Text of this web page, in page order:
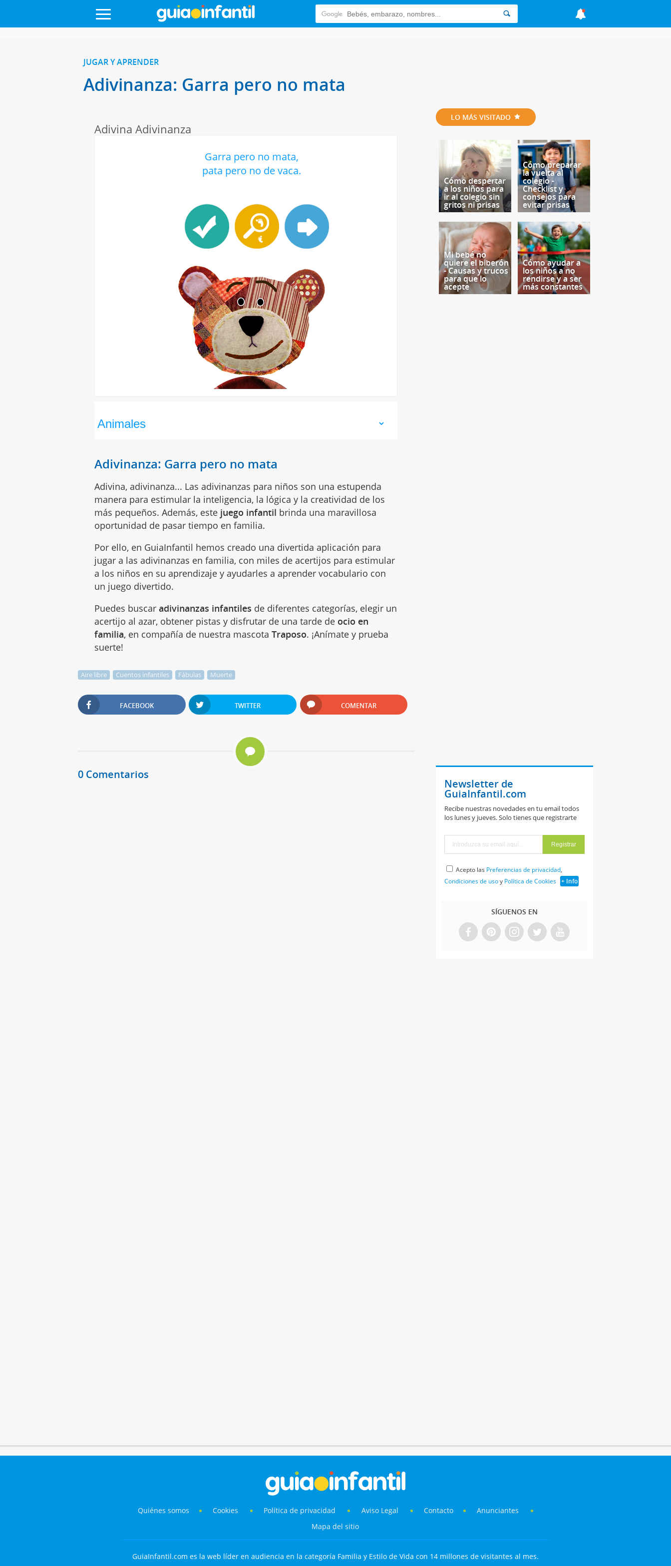
JUGAR Y APRENDER
Adivinanza: Garra pero no mata
Adivina Adivinanza
Garra pero no mata,
pata pero no de vaca.
Adivinanza: Garra pero no mata
Adivina, adivinanza... Las adivinanzas para niños son una estupenda
manera para estimular la inteligencia, la lógica y la creatividad de los
más pequeños. Además, este juego infantil brinda una maravillosa
oportunidad de pasar tiempo en familia.
Por ello, en GuiaInfantil hemos creado una divertida aplicación para
jugar a las adivinanzas en familia, con miles de acertijos para estimular
a los niños en su aprendizaje y ayudarles a aprender vocabulario con
un juego divertido.
Puedes buscaradivinanzas infantiles de diferentes categorías, elegir un
acertijo al azar, obtener pistas y disfrutar de una tarde de ocio en
familia, en compañía de nuestra mascotaTraposo. ¡Anímate y prueba
suerte!
Aire libre Cuentos infantiles Fábulas Muerte
FACEBOOK TWITTER COMENTAR
0 Comentarios
LO MÁS VISITADO
Cómo despertar
a los niños para
ir al colegio sin
gritos ni prisas
Cómo preparar
la vuelta al
colegio -
Checklist y
consejos para
evitar prisas
Mi bebé no
quiere el biberón
- Causas y trucos
para que lo
acepte
Cómo ayudar a
los niños a no
rendirse y a ser
más constantes
Newsletter de
GuiaInfantil.com
Recibe nuestras novedades en tu email todos
los lunes y jueves. Solo tienes que registrarte
Acepto las Preferencias de privacidad,
Condiciones de usoy Política de Cookies + Info
SÍGUENOS EN
Quiénes somos Cookies Política de privacidad Aviso Legal Contacto
Anunciantes
Mapa del sitio
GuiaInfantil.com es la web líder en audiencia en la categoría Familia y Estilo de Vida con 14 millones de visitantes al mes.